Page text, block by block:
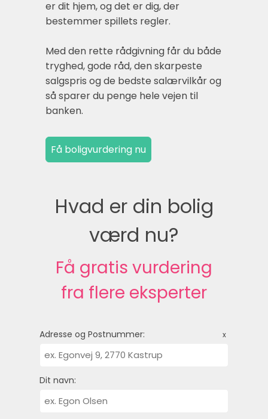
er dit hjem, og det er dig, der
bestemmer spillets regler.
Med den rette rådgivning får du både
tryghed, gode råd, den skarpeste
salgspris og de bedste salærvilkår og
så sparer du penge hele vejen til
banken.
Hvad er din bolig
værd nu?
Få gratis vurdering
fra flere eksperter
Adresse og Postnummer: x
Dit navn: